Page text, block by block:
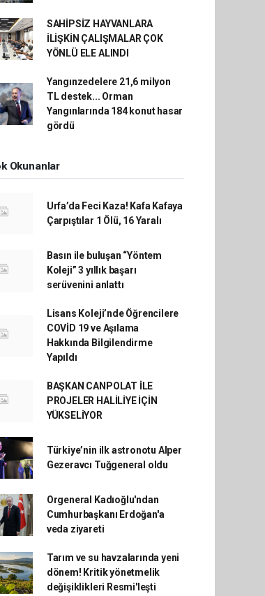
SAHİPSİZ HAYVANLARA
İLİŞKİN ÇALIŞMALAR ÇOK
YÖNLÜ ELE ALINDI
Yangınzedelere 21,6 milyon
TL destek... Orman
Yangınlarında 184 konut hasar
gördü
Okunanlar
Urfa’da Feci Kaza! Kafa Kafaya
Çarpıştılar 1 Ölü, 16 Yaralı
Basın ile buluşan “Yöntem
Koleji” 3 yıllık başarı
serüvenini anlattı
Lisans Koleji’nde Öğrencilere
COVİD 19 ve Aşılama
Hakkında Bilgilendirme
Yapıldı
BAŞKAN CANPOLAT İLE
PROJELER HALİLİYE İÇİN
YÜKSELİYOR
Türkiye’nin ilk astronotu Alper
Gezeravcı Tuğgeneral oldu
Orgeneral Kadıoğlu'ndan
Cumhurbaşkanı Erdoğan'a
veda ziyareti
Tarım ve su havzalarında yeni
dönem! Kritik yönetmelik
değişiklikleri Resmi'leşti